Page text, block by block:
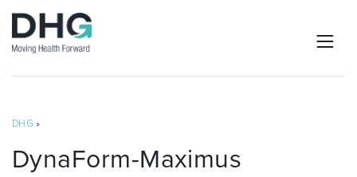
DHG »
DynaForm-Maximus